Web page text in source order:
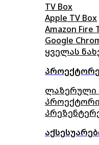
TV Box
Apple TV Box
Amazon Fire
Google
ყველას
ლაზერული